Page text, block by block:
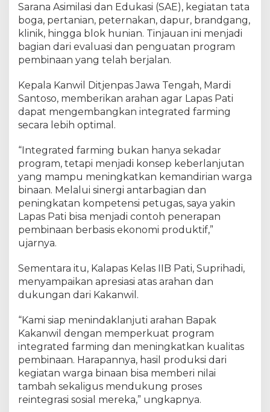
Sarana Asimilasi dan Edukasi (SAE), kegiatan tata
boga, pertanian, peternakan, dapur, brandgang,
klinik, hingga blok hunian. Tinjauan ini menjadi
bagian dari evaluasi dan penguatan program
pembinaan yang telah berjalan.
Kepala Kanwil Ditjenpas Jawa Tengah, Mardi
Santoso, memberikan arahan agar Lapas Pati
dapat mengembangkan integrated farming
secara lebih optimal.
“Integrated farming bukan hanya sekadar
program, tetapi menjadi konsep keberlanjutan
yang mampu meningkatkan kemandirian warga
binaan. Melalui sinergi antarbagian dan
peningkatan kompetensi petugas, saya yakin
Lapas Pati bisa menjadi contoh penerapan
pembinaan berbasis ekonomi produktif,”
ujarnya.
Sementara itu, Kalapas Kelas IIB Pati, Suprihadi,
menyampaikan apresiasi atas arahan dan
dukungan dari Kakanwil.
“Kami siap menindaklanjuti arahan Bapak
Kakanwil dengan memperkuat program
integrated farming dan meningkatkan kualitas
pembinaan. Harapannya, hasil produksi dari
kegiatan warga binaan bisa memberi nilai
tambah sekaligus mendukung proses
reintegrasi sosial mereka,” ungkapnya.